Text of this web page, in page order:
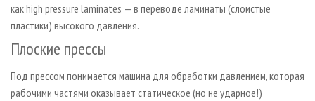
как high pressure laminates — в переводе ламинаты (слоистые
пластики) высокого давления.
Плоские прессы
Под прессом понимается машина для обработки давлением, которая
рабочими частями оказывает статическое (но не ударное!)